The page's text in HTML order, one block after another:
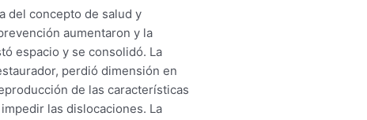
del concepto de salud y
aumentaron y la
espacio y se consolidó. La
perdió dimensión en
de las características
las dislocaciones. La